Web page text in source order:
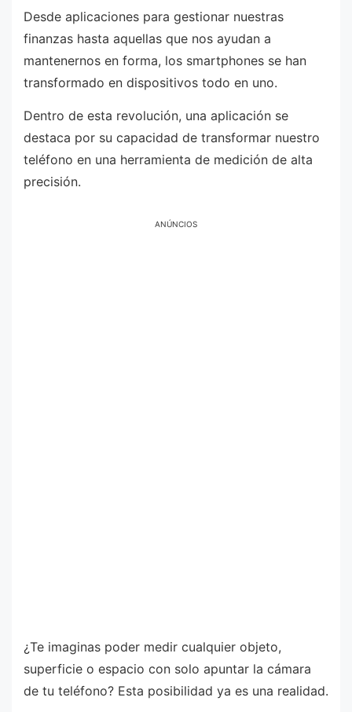
Desde aplicaciones para gestionar nuestras
finanzas hasta aquellas que nos ayudan a
mantenernos en forma, los smartphones se han
transformado en dispositivos todo en uno.
Dentro de esta revolución, una aplicación se
destaca por su capacidad de transformar nuestro
teléfono en una herramienta de medición de alta
precisión.
ANÚNCIOS
¿Te imaginas poder medir cualquier objeto,
superficie o espacio con solo apuntar la cámara
de tu teléfono? Esta posibilidad ya es una realidad.